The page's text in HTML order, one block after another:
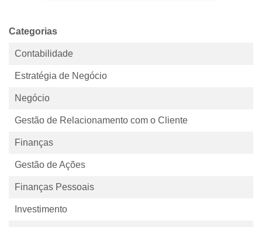
Categorias
Contabilidade
Estratégia de Negócio
Negócio
Gestão de Relacionamento com o Cliente
Finanças
Gestão de Ações
Finanças Pessoais
Investimento